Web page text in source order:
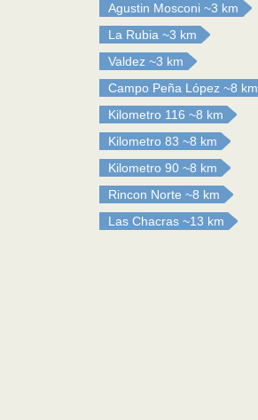
Agustin Mosconi ~3 km
La Rubia ~3 km
Valdez ~3 km
Campo Peña López ~8 km
Kilometro 116 ~8 km
Kilometro 83 ~8 km
Kilometro 90 ~8 km
Rincon Norte ~8 km
Las Chacras ~13 km